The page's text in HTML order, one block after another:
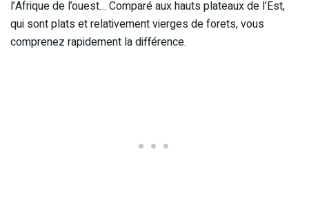
l’Afrique de l’ouest… Comparé aux hauts plateaux de l’Est,
qui sont plats et relativement vierges de forets, vous
comprenez rapidement la différence.